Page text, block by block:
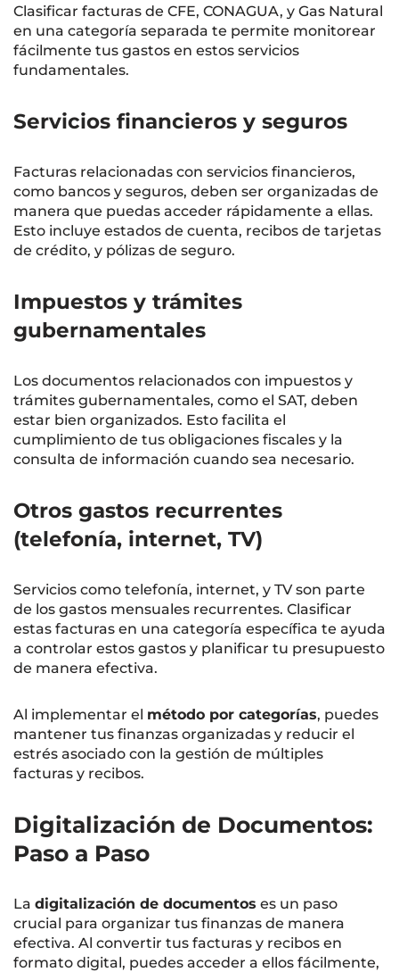
Clasificar facturas de CFE, CONAGUA, y Gas Natural
en una categoría separada te permite monitorear
fácilmente tus gastos en estos servicios
fundamentales.
Servicios financieros y seguros
Facturas relacionadas con servicios financieros,
como bancos y seguros, deben ser organizadas de
manera que puedas acceder rápidamente a ellas.
Esto incluye estados de cuenta, recibos de tarjetas
de crédito, y pólizas de seguro.
Impuestos y trámites
gubernamentales
Los documentos relacionados con impuestos y
trámites gubernamentales, como el SAT, deben
estar bien organizados. Esto facilita el
cumplimiento de tus obligaciones fiscales y la
consulta de información cuando sea necesario.
Otros gastos recurrentes
(telefonía, internet, TV)
Servicios como telefonía, internet, y TV son parte
de los gastos mensuales recurrentes. Clasificar
estas facturas en una categoría específica te ayuda
a controlar estos gastos y planificar tu presupuesto
de manera efectiva.
Al implementar el método por categorías, puedes
mantener tus finanzas organizadas y reducir el
estrés asociado con la gestión de múltiples
facturas y recibos.
Digitalización de Documentos:
Paso a Paso
La digitalización de documentos es un paso
crucial para organizar tus finanzas de manera
efectiva. Al convertir tus facturas y recibos en
formato digital, puedes acceder a ellos fácilmente,